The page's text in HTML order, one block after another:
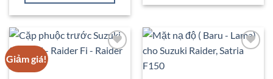
Giảm giá!